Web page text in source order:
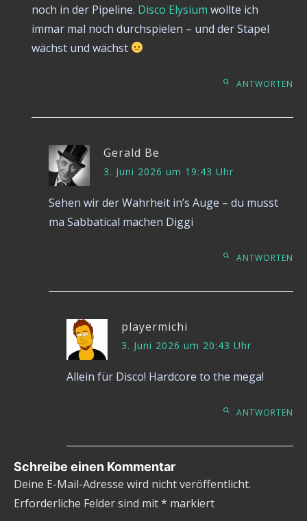
noch in der Pipeline. Disco Elysium wollte ich
immar mal noch durchspielen – und der Stapel
wächst und wächst
ANTWORTEN
Gerald Be
3. Juni 2026 um 19:43 Uhr
Sehen wir der Wahrheit in’s Auge – du musst
ma Sabbatical machen Diggi
ANTWORTEN
playermichi
3. Juni 2026 um 20:43 Uhr
Allein für Disco! Hardcore to the mega!
ANTWORTEN
Schreibe einen Kommentar
Deine E-Mail-Adresse wird nicht veröffentlicht.
Erforderliche Felder sind mit* markiert